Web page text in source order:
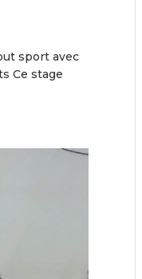
sport avec
Ce stage